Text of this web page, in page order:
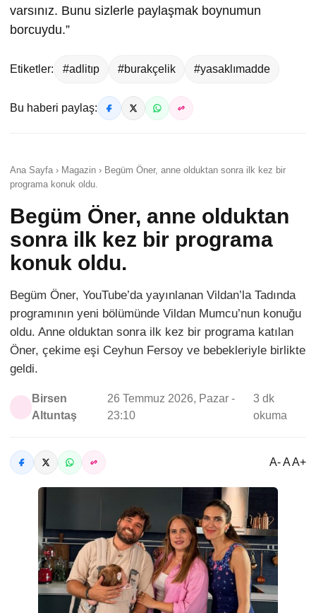
varsınız. Bunu sizlerle paylaşmak boynumun
borcuydu.”
Etiketler: #adlitıp #burakçelik #yasaklımadde
Bu haberi paylaş:
Ana Sayfa › Magazin › Begüm Öner, anne olduktan sonra ilk kez bir
programa konuk oldu.
Begüm Öner, anne olduktan
sonra ilk kez bir programa
konuk oldu.
Begüm Öner, YouTube’da yayınlanan Vildan’la Tadında
programının yeni bölümünde Vildan Mumcu’nun konuğu
oldu. Anne olduktan sonra ilk kez bir programa katılan
Öner, çekime eşi Ceyhun Fersoy ve bebekleriyle birlikte
geldi.
Birsen
Altuntaş
26 Temmuz 2026, Pazar -
23:10
3 dk
okuma
A- A A+